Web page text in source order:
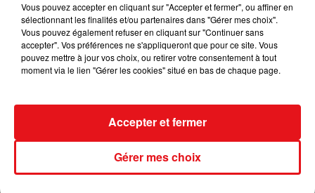
Bélier Taureau Gémeaux
Vous pouvez accepter en cliquant sur "Accepter et fermer", ou affiner en
sélectionnant les finalités et/ou partenaires dans "Gérer mes choix".
Vous pouvez également refuser en cliquant sur "Continuer sans
accepter". Vos préférences ne s'appliqueront que pour ce site. Vous
pouvez mettre à jour vos choix, ou retirer votre consentement à tout
moment via le lien "Gérer les cookies" situé en bas de chaque page.
Gérer mes choix
Accepter et fermer